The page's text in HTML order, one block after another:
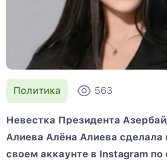
Политика 563
Невестка Президента
Алиева Алёна Алиева сделала
своем аккаунте в Instagram